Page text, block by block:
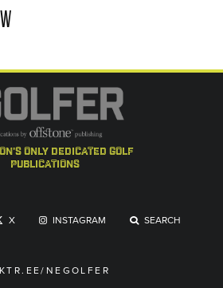
only dedicated golf
publications
X INSTAGRAM SEARCH
NEGOLFER